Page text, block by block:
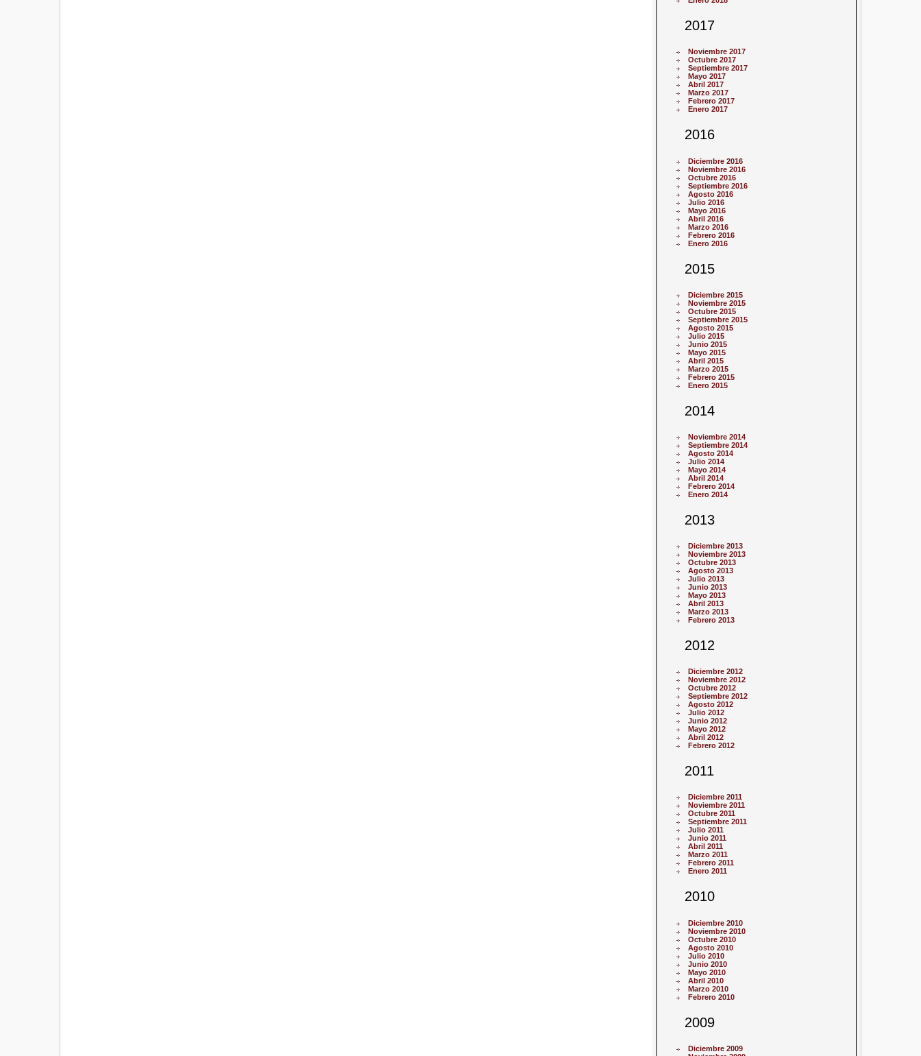
2017
Noviembre 2017
Octubre 2017
Septiembre 2017
Mayo 2017
Abril 2017
Marzo 2017
Febrero 2017
Enero 2017
2016
Diciembre 2016
Noviembre 2016
Octubre 2016
Septiembre 2016
Agosto 2016
Julio 2016
Mayo 2016
Abril 2016
Marzo 2016
Febrero 2016
Enero 2016
2015
Diciembre 2015
Noviembre 2015
Octubre 2015
Septiembre 2015
Agosto 2015
Julio 2015
Junio 2015
Mayo 2015
Abril 2015
Marzo 2015
Febrero 2015
Enero 2015
2014
Noviembre 2014
Septiembre 2014
Agosto 2014
Julio 2014
Mayo 2014
Abril 2014
Febrero 2014
Enero 2014
2013
Diciembre 2013
Noviembre 2013
Octubre 2013
Agosto 2013
Julio 2013
Junio 2013
Mayo 2013
Abril 2013
Marzo 2013
Febrero 2013
2012
Diciembre 2012
Noviembre 2012
Octubre 2012
Septiembre 2012
Agosto 2012
Julio 2012
Junio 2012
Mayo 2012
Abril 2012
Febrero 2012
2011
Diciembre 2011
Noviembre 2011
Octubre 2011
Septiembre 2011
Julio 2011
Junio 2011
Abril 2011
Marzo 2011
Febrero 2011
Enero 2011
2010
Diciembre 2010
Noviembre 2010
Octubre 2010
Agosto 2010
Julio 2010
Junio 2010
Mayo 2010
Abril 2010
Marzo 2010
Febrero 2010
2009
Diciembre 2009